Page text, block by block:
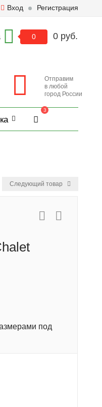
Вход Регистрация
0 0 руб.
Отправим
в любой
город России
3
Следующий товар
под